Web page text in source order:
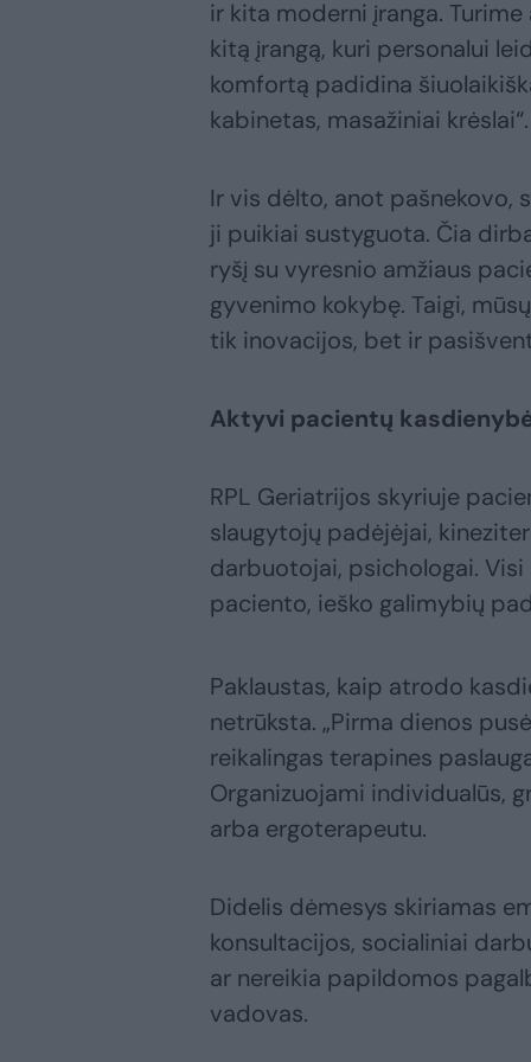
ir kita moderni įranga.
kitą įrangą, kuri personalui
komfortą padidina
kabinetas, masažiniai krėslai“.
Ir vis dėlto, anot pašnekovo,
ji puikiai sustyguota. Čia
ryšį su vyresnio amžiaus
gyvenimo kokybę. Taigi,
tik inovacijos, bet ir
Aktyvi pacientų
RPL Geriatrijos skyriuje
slaugytojų padėjėjai,
darbuotojai, psichologai.
paciento, ieško galimybių
Paklaustas, kaip atrodo
netrūksta. „Pirma dienos
reikalingas terapines
Organizuojami individualūs,
arba ergoterapeutu.
Didelis dėmesys skiriamas
konsultacijos, socialiniai
ar nereikia papildomos
vadovas.